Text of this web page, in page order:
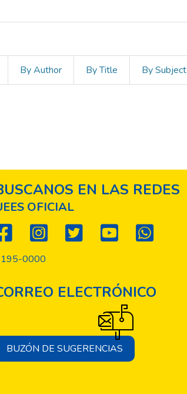
By Author By Title By Subject
EN LAS REDES
OFICIAL
0000
ELECTRÓNICO
BUZÓN DE SUGERENCIAS